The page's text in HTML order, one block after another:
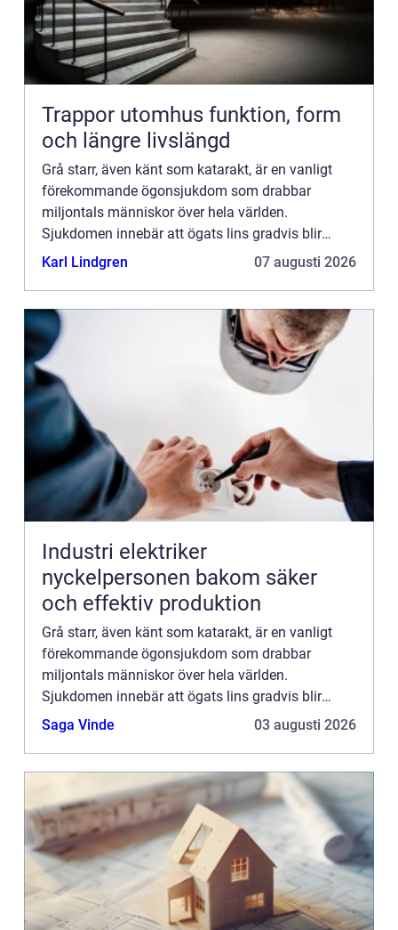
Trappor utomhus funktion, form
och längre livslängd
Grå starr, även känt som katarakt, är en vanligt
förekommande ögonsjukdom som drabbar
miljontals människor över hela världen.
Sjukdomen innebär att ögats lins gradvis blir
grumlig och påve...
Karl Lindgren 07 augusti 2026
Industri elektriker
nyckelpersonen bakom säker
och effektiv produktion
Grå starr, även känt som katarakt, är en vanligt
förekommande ögonsjukdom som drabbar
miljontals människor över hela världen.
Sjukdomen innebär att ögats lins gradvis blir
grumlig och påve...
Saga Vinde 03 augusti 2026